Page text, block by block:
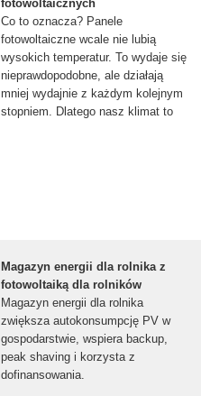
fotowoltaicznych
Co to oznacza? Panele
fotowoltaiczne wcale nie lubią
wysokich temperatur. To wydaje się
nieprawdopodobne, ale działają
mniej wydajnie z każdym kolejnym
stopniem. Dlatego nasz klimat to
Magazyn energii dla rolnika z
fotowoltaiką dla rolników
Magazyn energii dla rolnika
zwiększa autokonsumpcję PV w
gospodarstwie, wspiera backup,
peak shaving i korzysta z
dofinansowania.